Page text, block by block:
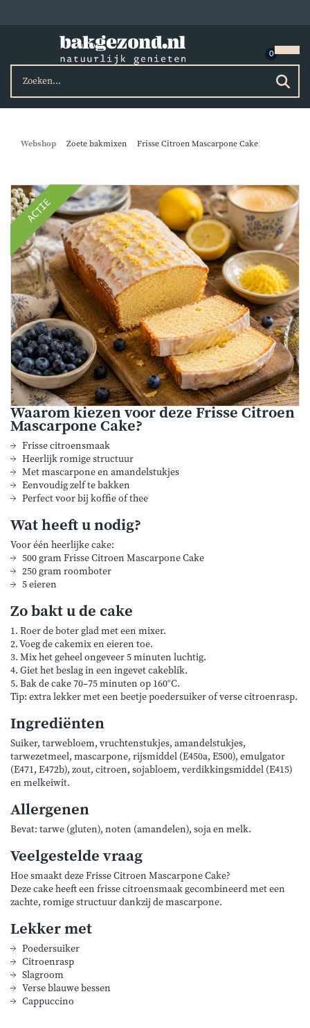
Webshop Zoete bakmixen Frisse Citroen Mascarpone Cake
ACTIE
Waarom kiezen voor deze Frisse Citroen
Mascarpone Cake?
Frisse citroensmaak
Heerlijk romige structuur
Met mascarpone en amandelstukjes
Eenvoudig zelf te bakken
Perfect voor bij koffie of thee
Wat heeft u nodig?
Voor één heerlijke cake:
500 gram Frisse Citroen Mascarpone Cake
250 gram roomboter
5 eieren
Zo bakt u de cake
1. Roer de boter glad met een mixer.
2. Voeg de cakemix en eieren toe.
3. Mix het geheel ongeveer 5 minuten luchtig.
4. Giet het beslag in een ingevet cakeblik.
5. Bak de cake 70–75 minuten op 160°C.
Tip: extra lekker met een beetje poedersuiker of verse citroenrasp.
Ingrediënten
Suiker, tarwebloem, vruchtenstukjes, amandelstukjes,
tarwezetmeel, mascarpone, rijsmiddel (E450a, E500), emulgator
(E471, E472b), zout, citroen, sojabloem, verdikkingsmiddel (E415)
en melkeiwit.
Allergenen
Bevat: tarwe (gluten), noten (amandelen), soja en melk.
Veelgestelde vraag
Hoe smaakt deze Frisse Citroen Mascarpone Cake?
Deze cake heeft een frisse citroensmaak gecombineerd met een
zachte, romige structuur dankzij de mascarpone.
Lekker met
Poedersuiker
Citroenrasp
Slagroom
Verse blauwe bessen
Cappuccino